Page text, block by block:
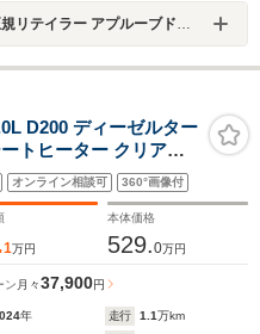
ラー アプルーブドセンター箕面
D200 ディーゼルター
トヒーター クリアサ
ヒーター アダプティ
ター 19インチアルミ
動リアゲート ETC
オンライン相談可 360°画像付
1万円
本体価格
529.0万円
ン 月々37,900円
年 走行 1.1万km